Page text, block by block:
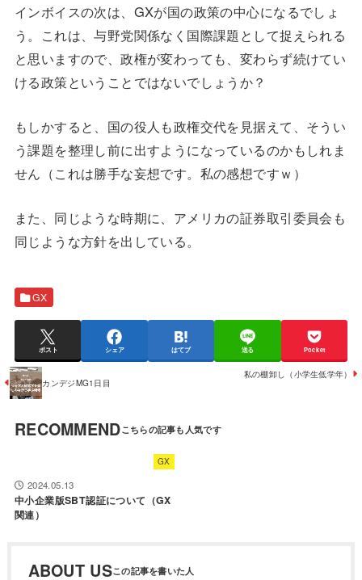
インボイスの次は、GXが国の政策の中心になるでしょ
う。これは、与野党関係なく国際課題として捉えられる
と思いますので、政権が変わっても、変わらず続けてい
ける政策ということではないでしょうか？
もしかすると、国の役人も政権交代を見据えて、そうい
う課題を整理し前に出すようになっているのかもしれま
せん（これは勝手な妄想です。私の感想ですｗ）
また、同じような時期に、アメリカの証券取引委員会も
同じような方針を出している。
GX
ポスト シェア はてブ 送る Pocket
カンデジMG1日目
私の棚卸し（小学生低学年）
RECOMMEND
GX
2024.05.13
中小企業版SBT認証について（GX
関連）
ABOUT US